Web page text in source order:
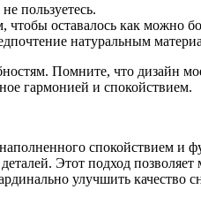
пользуетесь.
чтобы оставалось как можно
натуральным
Помните, что дизайн
гармонией и спокойствием.
спокойствием и
Этот подход позволяет
улучшить качество